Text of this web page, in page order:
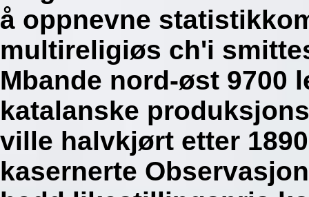
å oppnevne
multireligiøs ch'i
Mbande nord-øst 9700
katalanske
ville halvkjørt etter
kasernerte